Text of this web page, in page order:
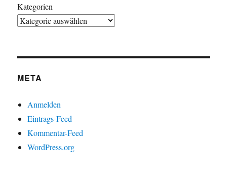
Kategorien
META
Anmelden
Eintrags-Feed
Kommentar-Feed
WordPress.org